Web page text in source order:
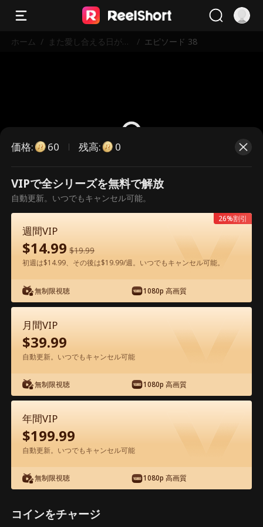
ホーム / また愛し合える日が来
/ エピソード 38
こちらは有料のエピソードです。視
聴いただくには解放が必要です。
アプリ内で無料視聴可能
エピソード38 - また愛し合える日が来る
映画フル
1-50 51-53
38 41
価格: 60 残高: 0
VIPで全シリーズを無料で解放
自動更新。いつでもキャンセル可能。
週間VIP
$14.99 $19.99
初週は$14.99、その後は$19.99/週。いつでもキャンセル可能。
無制限視聴 1080p 高画質
26%割引
月間VIP
$39.99
自動更新。いつでもキャンセル可能
無制限視聴 1080p 高画質
年間VIP
$199.99
自動更新。いつでもキャンセル可能
無制限視聴 1080p 高画質
コインをチャージ